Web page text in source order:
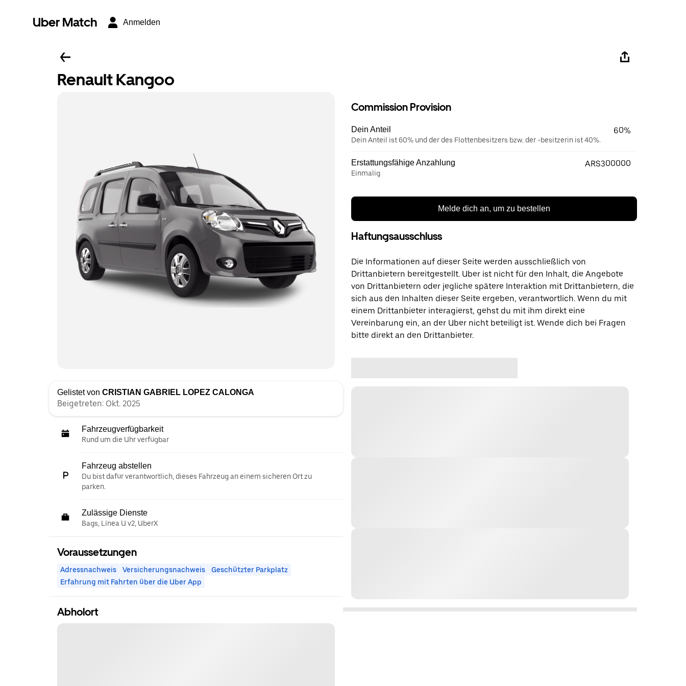
Uber Match Anmelden
Renault Kangoo
Gelistet von CRISTIAN GABRIEL LOPEZ CALONGA
Beigetreten: Okt. 2025
Fahrzeugverfügbarkeit
Rund um die Uhr verfügbar
Fahrzeug abstellen
Du bist dafür verantwortlich, dieses Fahrzeug an einem sicheren Ort zu
parken.
Zulässige Dienste
Bags, Línea U v2, UberX
Voraussetzungen
Adressnachweis Versicherungsnachweis
Geschützter Parkplatz
Erfahrung mit Fahrten über die Uber App
Abholort
Commission Provision
Dein Anteil
Dein Anteil ist 60% und der des Flottenbesitzers bzw. der -besitzerin ist 40%.
60%
Erstattungsfähige Anzahlung
Einmalig
ARS300000
Melde dich an, um zu bestellen
Haftungsausschluss
Die Informationen auf dieser Seite werden ausschließlich von
Drittanbietern bereitgestellt. Uber ist nicht für den Inhalt, die Angebote
von Drittanbietern oder jegliche spätere Interaktion mit Drittanbietern, die
sich aus den Inhalten dieser Seite ergeben, verantwortlich. Wenn du mit
einem Drittanbieter interagierst, gehst du mit ihm direkt eine
Vereinbarung ein, an der Uber nicht beteiligt ist. Wende dich bei Fragen
bitte direkt an den Drittanbieter.